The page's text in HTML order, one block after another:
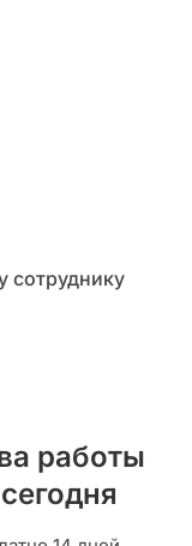
сотруднику
работы